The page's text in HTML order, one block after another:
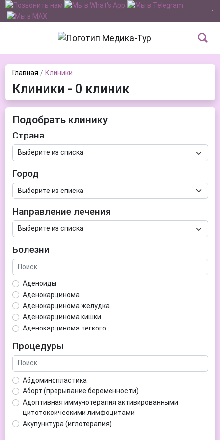
Главная Клиники
Клиники - 0 клиник
Подобрать клинику
Страна
Город
Направление лечения
Болезни
Аденоиды
Аденокарцинома
Аденокарцинома желудка
Аденокарцинома кишки
Аденокарцинома легкого
Аденома гипофиза
Аденома простаты
Аденома щитовидной железы
Аденомиоз
Адентия
Азооспермия
Акне (угри)
Алкоголизм
Процедуры
Абдоминопластика
Аборт (прерывание беременности)
Адоптивная иммунотерапия активированными
цитотоксическими лимфоцитами
Акупунктура (иглотерапия)